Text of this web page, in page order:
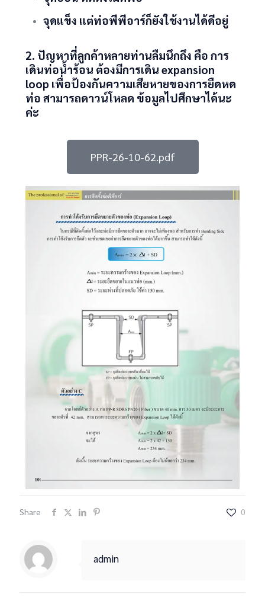
จุดแข็ง แต่ท่อพีพีอาร์ก็ยังใช้งานได้ดีอยู่
2. ปัญหาที่ลูกค้าหลายท่านลืมนึกถึง คือ การ
เดินท่อน้ำร้อน ต้องมีการเดิน expansion
loop เพื่อป้องกันความเสียหายของการยืดหด
ท่อ สามารถดาวน์โหลด ข้อมูลไปศึกษาได้นะ
ค่ะ
PPR-26-10-62.pdf
Share 0
admin